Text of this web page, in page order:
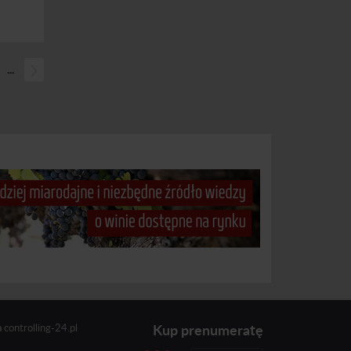
...
controlling-24.pl Kup prenumeratę